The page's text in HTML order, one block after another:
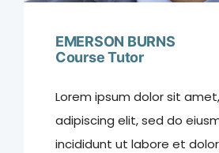
EMERSON BURNS
Course Tutor
Lorem ipsum dolor sit
adipiscing elit, sed do
incididunt ut labore et